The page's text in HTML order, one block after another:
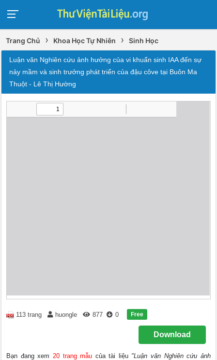
Trang Chủ › Khoa Học Tự Nhiên › Sinh Học
Luận văn Nghiên cứu ảnh hưởng của vi khuẩn sinh IAA đến sự
nảy mầm và sinh trưởng phát triển của đậu côve tại Buôn Ma
Thuột - Lê Thị Hường
113 trang huongle 877 0 Free
Download
Bạn đang xem 20 trang mẫu của tài liệu "Luận văn Nghiên cứu ảnh